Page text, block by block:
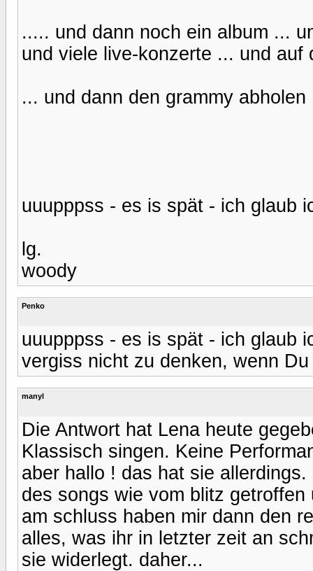
..... und dann noch ein album ...
und viele live-konzerte ... und
... und dann den grammy abholen
uuupppss - es is spät - ich glaub
lg.
woody
Penko
uuupppss - es is spät - ich glaub
vergiss nicht zu denken, wenn
manyl
Die Antwort hat Lena heute
Klassisch singen. Keine
aber hallo ! das hat sie
des songs wie vom blitz
am schluss haben mir dann den
alles, was ihr in letzter zeit an
sie widerlegt. daher...